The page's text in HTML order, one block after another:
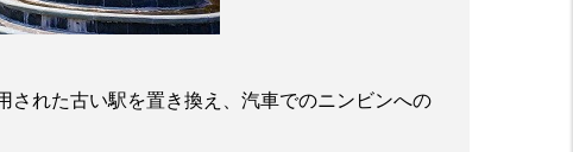
された古い駅を置き換え、汽車でのニンビンへの